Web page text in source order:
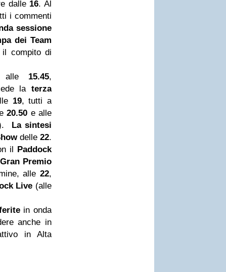
dalle 16. Al
i commenti
sessione
dei Team
compito di
alle 15.45,
la terza
19, tutti a
20.50 e alle
La sintesi
delle 22.
il Paddock
Premio
alle22,
Live (alle
in onda
anche in
in Alta